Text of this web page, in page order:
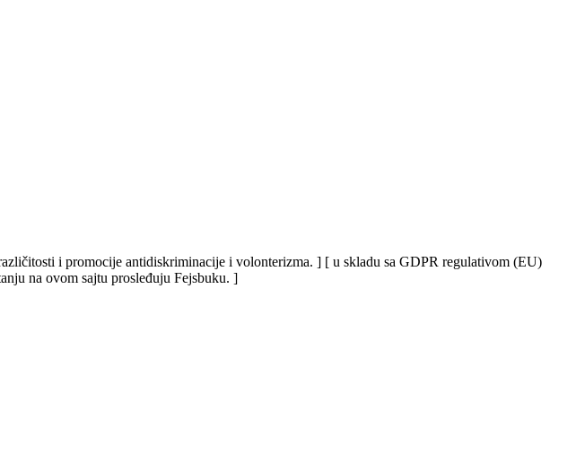
i promocije antidiskriminacije i volonterizma. ] [ u skladu sa GDPR regulativom (EU)
na ovom sajtu prosleđuju Fejsbuku. ]